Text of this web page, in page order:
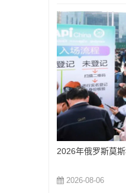
2026年俄罗斯莫
2026-08-06